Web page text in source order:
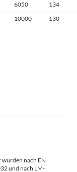
6050
134
10000 130
nach EN
und nach LM-